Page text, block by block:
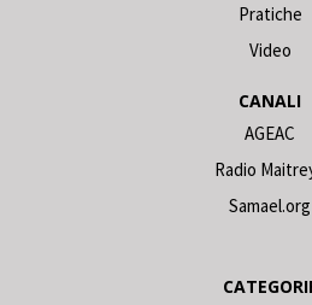
Pratiche
Video
CANALI
AGEAC
Radio
Samael.org